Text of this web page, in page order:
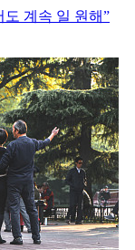
도 계속 일 원해”